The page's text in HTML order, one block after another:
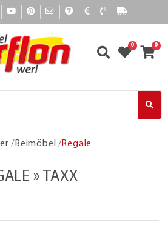
0 0
Beimöbel Regale
» TAXX